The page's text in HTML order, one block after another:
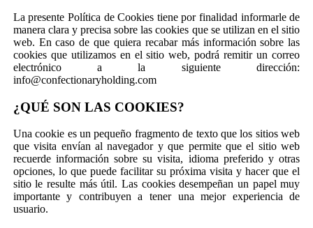
La presente Política de Cookies tiene por finalidad informarle de
manera clara y precisa sobre las cookies que se utilizan en el sitio
web. En caso de que quiera recabar más información sobre las
cookies que utilizamos en el sitio web, podrá remitir un correo
electrónico a la siguiente dirección:
info@confectionaryholding.com
¿QUÉ SON LAS COOKIES?
Una cookie es un pequeño fragmento de texto que los sitios web
que visita envían al navegador y que permite que el sitio web
recuerde información sobre su visita, idioma preferido y otras
opciones, lo que puede facilitar su próxima visita y hacer que el
sitio le resulte más útil. Las cookies desempeñan un papel muy
importante y contribuyen a tener una mejor experiencia de
usuario.